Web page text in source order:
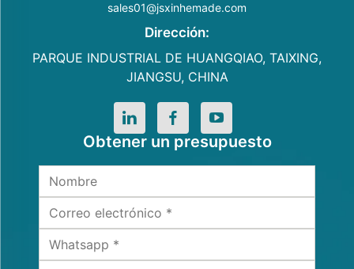
sales01@jsxinhemade.com
Dirección:
PARQUE INDUSTRIAL DE HUANGQIAO, TAIXING,
JIANGSU, CHINA
Obtener un presupuesto